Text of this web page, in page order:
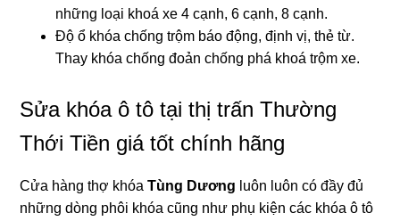
những loại khoá xe 4 cạnh, 6 cạnh, 8 cạnh.
Độ ổ khóa chống trộm báo động, định vị, thẻ từ.
Thay khóa chống đoản chống phá khoá trộm xe.
Sửa khóa ô tô tại thị trấn Thường
Thới Tiền giá tốt chính hãng
Cửa hàng thợ khóaTùng Dương luôn luôn có đầy đủ
những dòng phôi khóa cũng như phụ kiện các khóa ô tô